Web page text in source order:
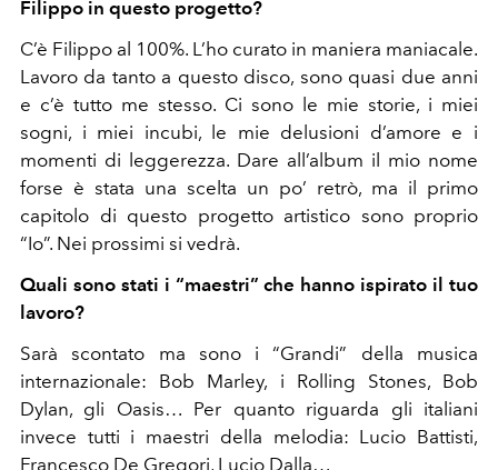
Filippo in questo progetto?
C’è Filippo al 100%. L’ho curato in maniera maniacale.
Lavoro da tanto a questo disco, sono quasi due anni
e c’è tutto me stesso. Ci sono le mie storie, i miei
sogni, i miei incubi, le mie delusioni d’amore e i
momenti di leggerezza. Dare all’album il mio nome
forse è stata una scelta un po’ retrò, ma il primo
capitolo di questo progetto artistico sono proprio
“Io”. Nei prossimi si vedrà.
Quali sono stati i “maestri” che hanno ispirato il tuo
lavoro?
Sarà scontato ma sono i “Grandi” della musica
internazionale: Bob Marley, i Rolling Stones, Bob
Dylan, gli Oasis… Per quanto riguarda gli italiani
invece tutti i maestri della melodia: Lucio Battisti,
Francesco De Gregori, Lucio Dalla…